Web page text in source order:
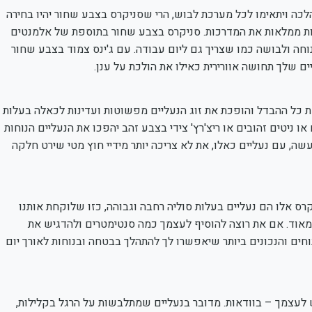
ויתאימו לכל מערכת לבוש, הרי שסניקרס בצבע שחור יהיו בחירה
ממלאות את המדרכות. סניקרס בצבע שחור בתוספת של אלמנטים
ולבושה כמו שצריך גם ליום עבודה. עם ג'ינס צמוד בצבע שחור
שלך תחושה אוורירית כאילו את הולכת על ענן.
ההבדל והופכת את זוג הנעליים מפשוטות ועדינות לכאלה בעלות
זהובים או ריצ'רץ' צידי בצבע זהב יהפכו את הנעליים הנוחות
עם נעליים כאלו, את לא צריכה יותר מידיי חוץ מטי שירט חלקה
אלו הם נעליים בעלות סוליה רחבה וגבוהה, כזו שלוקחת אותנו
אם את רוצה להוסיף לעצמך כמה סנטימטרים ולהדגיש את
והנכונים ביותר שיאפשרו לך להתהלך בבטחה ובנוחות לאורך יום
לעצמך – בוודאות. מדובר בנעליים שמתלבשות על הרגל בקלילות,